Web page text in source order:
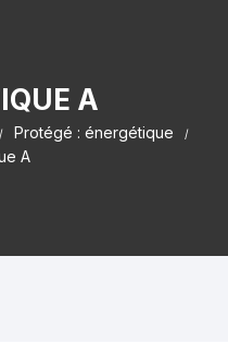
A
Protégé : énergétique
A